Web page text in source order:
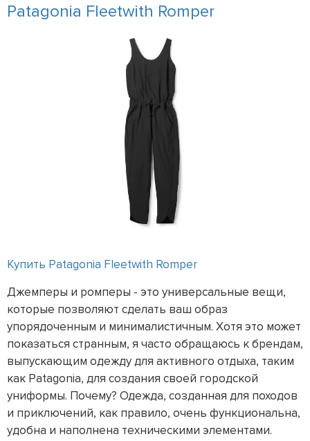
Patagonia Fleetwith Romper
Купить Patagonia Fleetwith Romper
Джемперы и ромперы - это универсальные вещи,
которые позволяют сделать ваш образ
упорядоченным и минималистичным. Хотя это может
показаться странным, я часто обращаюсь к брендам,
выпускающим одежду для активного отдыха, таким
как Patagonia, для создания своей городской
униформы. Почему? Одежда, созданная для походов
и приключений, как правило, очень функциональна,
удобна и наполнена техническими элементами.